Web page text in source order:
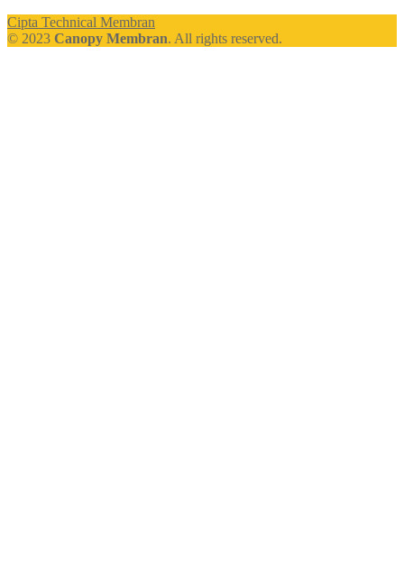
Cipta Technical Membran
© 2023 Canopy Membran. All rights reserved.